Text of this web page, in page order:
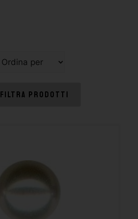
FILTRA PRODOTTI